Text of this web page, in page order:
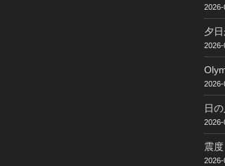
夕
日
震